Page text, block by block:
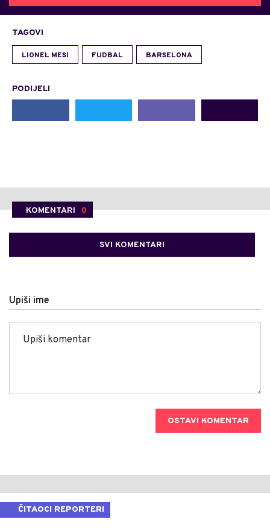
TAGOVI
LIONEL MESI FUDBAL BARSELONA
PODIJELI
KOMENTARI 0
SVI KOMENTARI
Upiši ime
OSTAVI KOMENTAR
ČITAOCI REPORTERI